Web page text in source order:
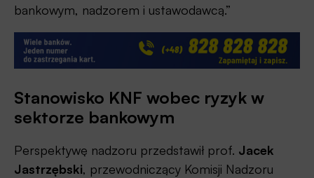
bankowym, nadzorem i ustawodawcą.”
Stanowisko KNF wobec ryzyk w
sektorze bankowym
Perspektywę nadzoru przedstawił prof. Jacek
Jastrzębski, przewodniczący Komisji Nadzoru